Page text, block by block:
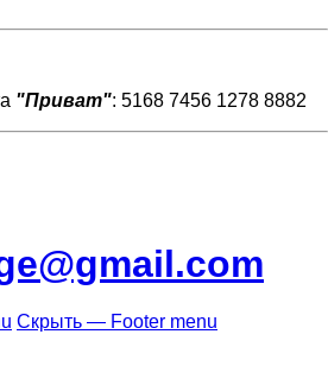
"Приват": 5168 7456 1278 8882
Скрыть — Footer menu